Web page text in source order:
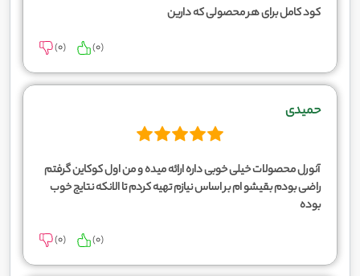
کود کامل برای هر محصولی که دارین
(
0
) (
0
)
حمیدی
آنورل محصولات خیلی خوبی داره ارائه میده و من اول کوکاین گرفتم
راضی بودم بقیشو ام بر اساس نیازم تهیه کردم تا الانکه نتایج خوب
بوده
(
0
) (
0
)